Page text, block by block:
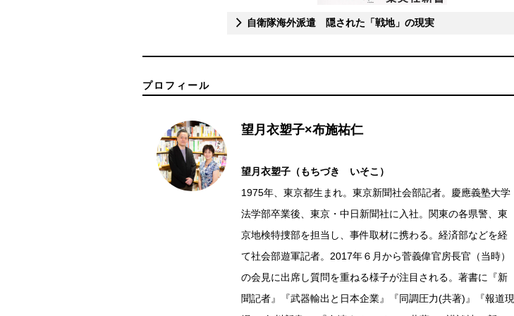
自衛隊海外派遣 隠された「戦地」の現実
プロフィール
望月衣塑子×布施祐仁
望月衣塑子（もちづき いそこ）
1975年、東京都生まれ。東京新聞社会部記者。慶應義塾大学
法学部卒業後、東京・中日新聞社に入社。関東の各県警、東
京地検特捜部を担当し、事件取材に携わる。経済部などを経
て社会部遊軍記者。2017年６月から菅義偉官房長官（当時）
の会見に出席し質問を重ねる様子が注目される。著書に『新
聞記者』『武器輸出と日本企業』『同調圧力(共著)』『報道現